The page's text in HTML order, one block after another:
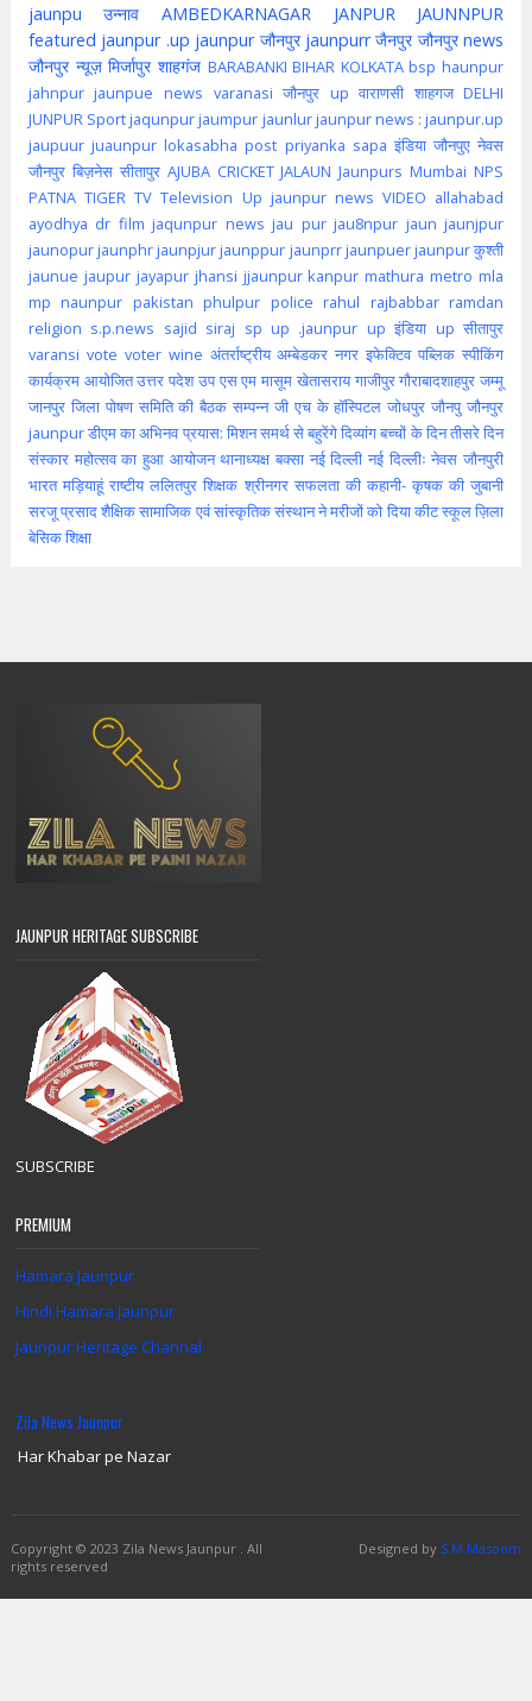
jaunpu
उन्नाव AMBEDKARNAGAR JANPUR
JAUNNPUR
featured jaunpur .up jaunpur जौनपुर jaunpurr जैनपुर जौनपुर news
जौनपुर न्यूज़ मिर्जापुर शाहगंज BARABANKI BIHAR KOLKATA bsp haunpur
jahnpur jaunpue news varanasi जौनपुर up वाराणसी शाहगज DELHI
JUNPUR Sportjaqunpurjaumpur jaunlurjaunpur news : jaunpur.up
jaupuur juaunpur lokasabha post priyanka sapa इंडिया जौनपुए नेवस
जौनपुर बिज़नेस सीतापुर AJUBA CRICKET JALAUN Jaunpurs Mumbai NPS
PATNA TIGER TV Television Up jaunpur news VIDEO allahabad
ayodhya dr film jaqunpur news jau pur jau8npur jaun jaunjpur
jaunopurjaunphrjaunpjurjaunppur jaunprrjaunpuerjaunpur कुश्ती
jaunue jaupur jayapur jhansi jjaunpur kanpur mathura metro mla
mp naunpur pakistan phulpur police rahul rajbabbar ramdan
religion s.p.news sajid siraj sp up .jaunpur up इंडिया up सीतापुर
varansi vote voter wine अंतर्राष्ट्रीय अम्बेडकर नगर इफेक्टिव पब्लिक स्पीकिंग
कार्यक्रम आयोजित उत्तर पदेश उप एस एम मासूम खेतासराय गाजीपुर गौराबादशाहपुर जम्मू
जानपुर जिला पोषण समिति की बैठक सम्पन्न जी एच के हॉस्पिटल जोधपुर जौनपु जौनपुर
jaunpurडीएम का अभिनव प्रयास: मिशन समर्थ से बहुरेंगे दिव्यांग बच्चों के दिनतीसरे दिन
संस्कार महोत्सव का हुआ आयोजन थानाध्यक्ष बक्सा नई दिल्ली नई दिल्लीः नेवस जौनपुरी
भारत मड़ियाहूं राष्टीय ललितपुर शिक्षक श्रीनगर सफलता की कहानी- कृषक की जुबानी
सरजू प्रसाद शैक्षिकसामाजिक एवं सांस्कृतिक संस्थान ने मरीजों को दिया कीटस्कूलज़िला
बेसिक शिक्षा
JAUNPUR HERITAGE SUBSCRIBE
SUBSCRIBE
PREMIUM
Hamara Jaunpur
Hindi Hamara Jaunpur
Jaunpur Heritage Channal
Zila News Jaunpur
Har Khabar pe Nazar
Copyright© 2023 Zila News Jaunpur . All
rights reserved
Designed by S.M.Masoom